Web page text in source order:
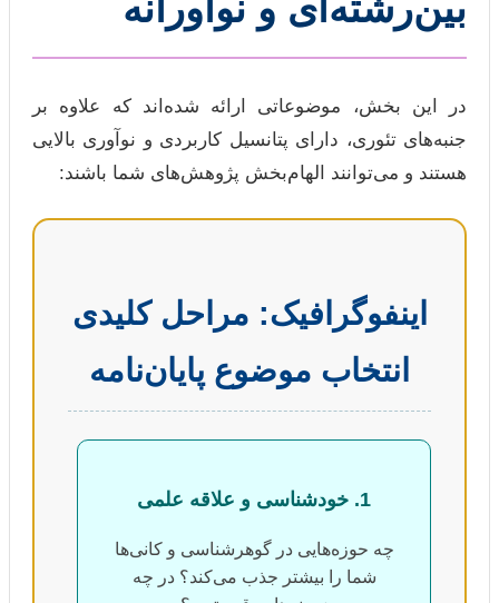
در این بخش، موضوعاتی ارائه شده‌اند که علاوه بر
جنبه‌های تئوری، دارای پتانسیل کاربردی و نوآوری بالایی
هستند و می‌توانند الهام‌بخش پژوهش‌های شما باشند:
اینفوگرافیک: مراحل کلیدی
انتخاب موضوع پایان‌نامه
1. خودشناسی و علاقه علمی
چه حوزه‌هایی در گوهرشناسی و کانی‌ها
شما را بیشتر جذب می‌کند؟ در چه